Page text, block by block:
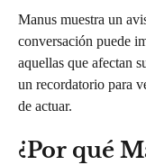
Manus muestra un
conversación puede
aquellas que afectan
un recordatorio para
de actuar.
¿Por qué